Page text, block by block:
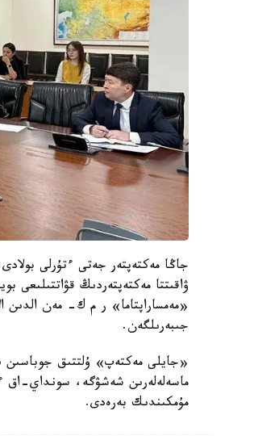
ۋاقىتتا مەكتەپتەردىڭ
«مەمساراپتاما» ر م ك- مەن الدىن
جىبەرىلگەن.
«جايلى مەكتەپ» ۇلتتىق جوباسىن
ماسەلەلەرىن شەشۋگە، سونداي-اق
مۇمكىندىك بەرەدى.